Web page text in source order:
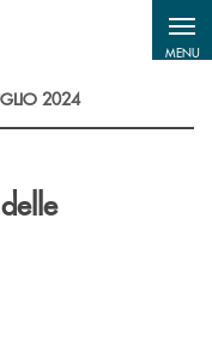
MENU
2024